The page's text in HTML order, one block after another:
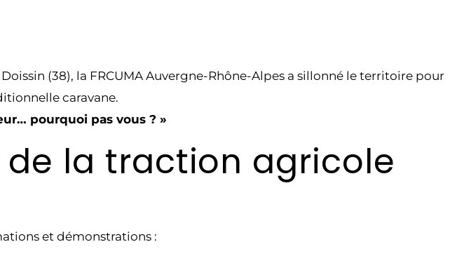
(38), la FRCUMA Auvergne-Rhône-Alpes a sillonné le territoire pour
caravane.
pourquoi pas vous ? »
la traction agricole
et démonstrations :